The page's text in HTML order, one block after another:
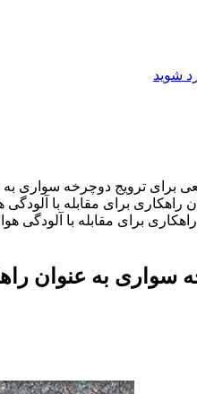
شوید
ترویج دوچرخه سواری به
برای مقابله با آلودگی هوا
به عنوان